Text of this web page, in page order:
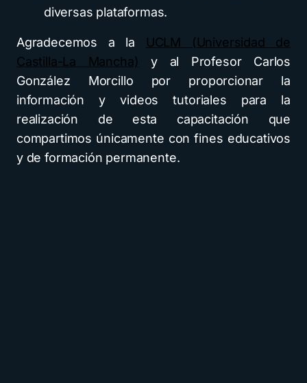
diversas plataformas.
Agradecemos a la
UCLM (Universidad de
Castilla-La Mancha)
y al Profesor Carlos
González Morcillo
por proporcionar la
información y videos tutoriales para la
realización de esta capacitación que
compartimos únicamente con fines educativos
y de formación permanente.